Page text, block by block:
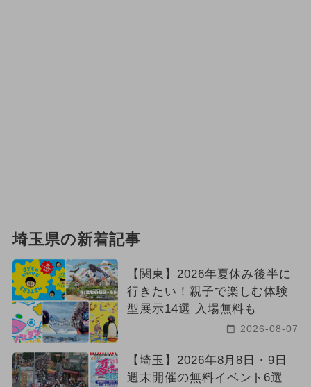
埼玉県の新着記事
【関東】2026年夏休み後半に
行きたい！親子で楽しむ体験
型展示14選 入場無料も
2026-08-07
【埼玉】2026年8月8日・9日
週末開催の無料イベント6選